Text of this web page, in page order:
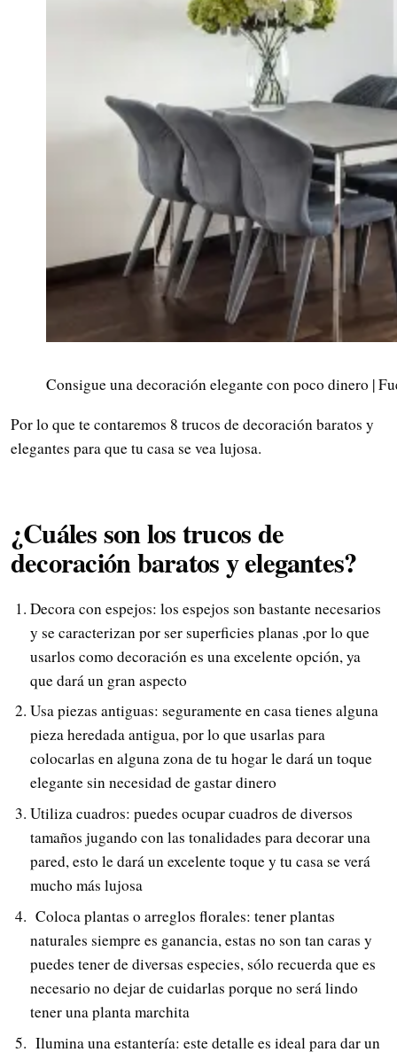
Consigue una decoración elegante con poco dinero |
Por lo que te contaremos 8 trucos de decoración baratos y
elegantes para que tu casa se vea lujosa.
¿Cuáles son los trucos de
decoración baratos y elegantes?
Decora con espejos: los espejos son bastante necesarios
y se caracterizan por ser superficies planas ,por lo que
usarlos como decoración es una excelente opción, ya
que dará un gran aspecto
Usa piezas antiguas: seguramente en casa tienes alguna
pieza heredada antigua, por lo que usarlas para
colocarlas en alguna zona de tu hogar le dará un toque
elegante sin necesidad de gastar dinero
Utiliza cuadros: puedes ocupar cuadros de diversos
tamaños jugando con las tonalidades para decorar una
pared, esto le dará un excelente toque y tu casa se verá
mucho más lujosa
Coloca plantas o arreglos florales: tener plantas
naturales siempre es ganancia, estas no son tan caras y
puedes tener de diversas especies, sólo recuerda que es
necesario no dejar de cuidarlas porque no será lindo
tener una planta marchita
Ilumina una estantería: este detalle es ideal para dar un